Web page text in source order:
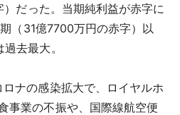
）だった。当期純利益が赤字に
（31億7700万円の赤字）以
去最大。
ナの感染拡大で、ロイヤルホ
事業の不振や、国際線航空便